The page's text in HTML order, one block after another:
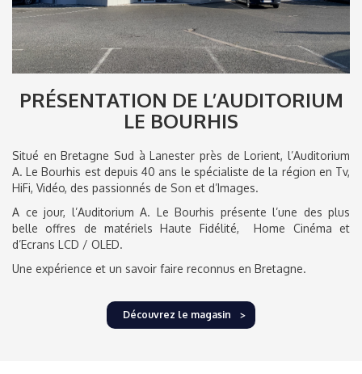
PRÉSENTATION DE L’AUDITORIUM
LE BOURHIS
Situé en Bretagne Sud à Lanester près de Lorient, l’Auditorium
A. Le Bourhis est depuis 40 ans le spécialiste de la région en Tv,
HiFi, Vidéo, des passionnés de Son et d’Images.
A ce jour, l’Auditorium A. Le Bourhis présente l’une des plus
belle offres de matériels Haute Fidélité, Home Cinéma et
d’Ecrans LCD / OLED.
Une expérience et un savoir faire reconnus en Bretagne.
Découvrez le magasin